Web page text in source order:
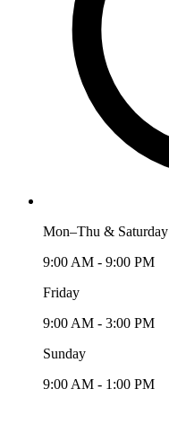
Mon–Thu & Saturday
9:00 AM - 9:00 PM
Friday
9:00 AM - 3:00 PM
Sunday
9:00 AM - 1:00 PM